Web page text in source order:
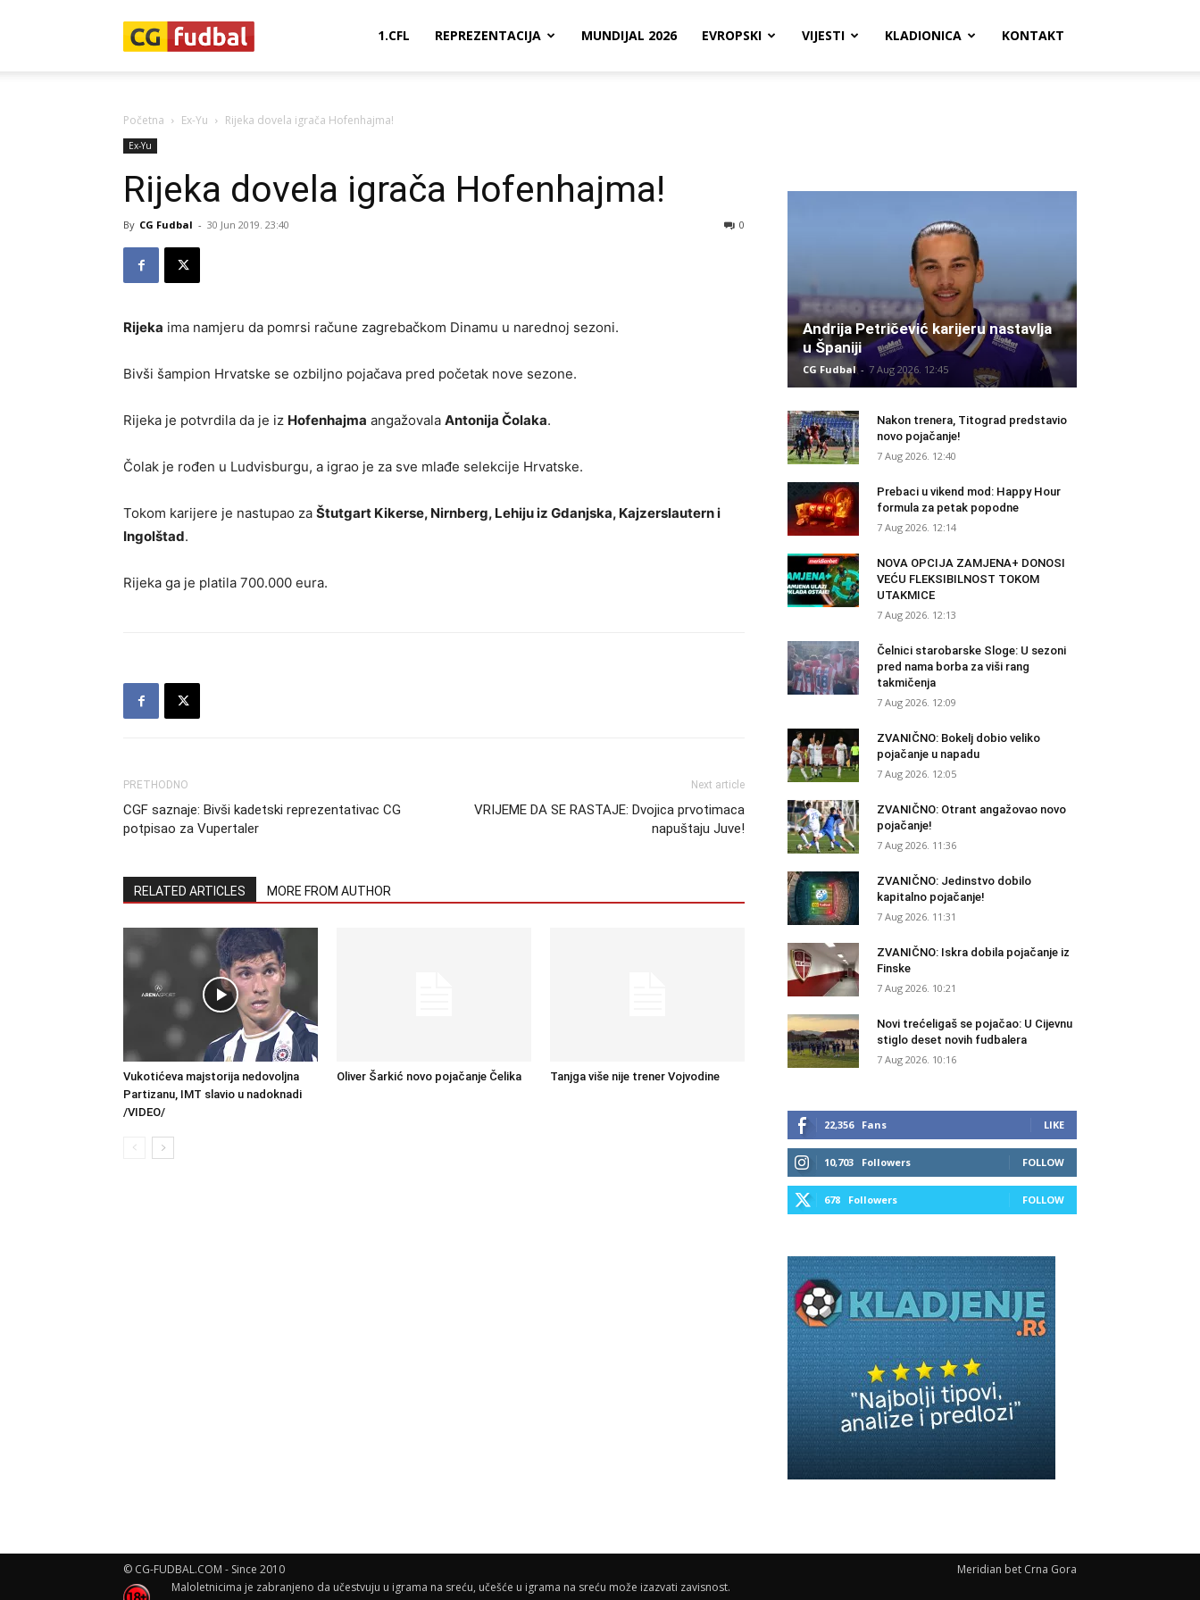
1.CFL REPREZENTACIJA MUNDIJAL 2026 EVROPSKI VIJESTI KLADIONICA KONTAKT
Početna Ex-Yu Rijeka dovela igrača Hofenhajma!
Ex-Yu
Rijeka dovela igrača Hofenhajma!
By CG Fudbal - 30 Jun 2019. 23:40 0
Rijeka ima namjeru da pomrsi račune zagrebačkom Dinamu u narednoj sezoni.
Bivši šampion Hrvatske se ozbiljno pojačava pred početak nove sezone.
Rijeka je potvrdila da je iz Hofenhajma angažovala Antonija Čolaka.
Čolak je rođen u Ludvisburgu, a igrao je za sve mlađe selekcije Hrvatske.
Tokom karijere je nastupao za Štutgart Kikerse, Nirnberg, Lehiju iz Gdanjska, Kajzerslautern i
Ingolštad.
Rijeka ga je platila 700.000 eura.
PRETHODNO
CGF saznaje: Bivši kadetski reprezentativac CG
potpisao za Vupertaler
Next article
VRIJEME DA SE RASTAJE: Dvojica prvotimaca
napuštaju Juve!
RELATED ARTICLES MORE FROM AUTHOR
Vukotićeva majstorija nedovoljna
Partizanu, IMT slavio u nadoknadi
/VIDEO/
Oliver Šarkić novo pojačanje Čelika Tanjga više nije trener Vojvodine
Andrija Petričević karijeru nastavlja
u Španiji
CG Fudbal - 7 Aug 2026. 12:45
Nakon trenera, Titograd predstavio
novo pojačanje!
7 Aug 2026. 12:40
Prebaci u vikend mod: Happy Hour
formula za petak popodne
7 Aug 2026. 12:14
NOVA OPCIJA ZAMJENA+ DONOSI
VEĆU FLEKSIBILNOST TOKOM
UTAKMICE
7 Aug 2026. 12:13
Čelnici starobarske Sloge: U sezoni
pred nama borba za viši rang
takmičenja
7 Aug 2026. 12:09
ZVANIČNO: Bokelj dobio veliko
pojačanje u napadu
7 Aug 2026. 12:05
ZVANIČNO: Otrant angažovao novo
pojačanje!
7 Aug 2026. 11:36
ZVANIČNO: Jedinstvo dobilo
kapitalno pojačanje!
7 Aug 2026. 11:31
ZVANIČNO: Iskra dobila pojačanje iz
Finske
7 Aug 2026. 10:21
Novi trećeligaš se pojačao: U Cijevnu
stiglo deset novih fudbalera
7 Aug 2026. 10:16
22,356 Fans LIKE
10,703 Followers FOLLOW
678 Followers FOLLOW
Meridian bet Crna Gora
© CG-FUDBAL.COM - Since 2010
Maloletnicima je zabranjeno da učestvuju u igrama na sreću, učešće u igrama na sreću može izazvati zavisnost.